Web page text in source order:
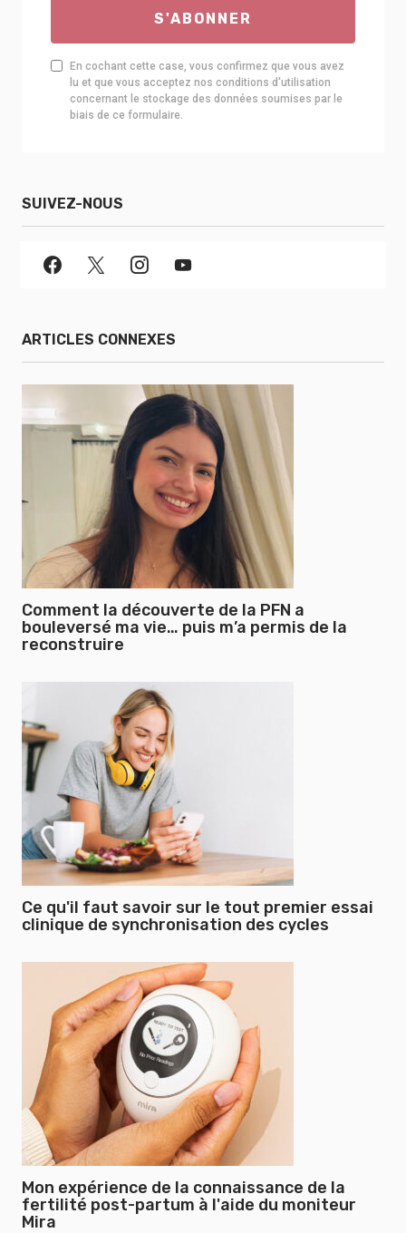
S'ABONNER
En cochant cette case, vous confirmez que vous avez
lu et que vous acceptez nos conditions d'utilisation
concernant le stockage des données soumises par le
biais de ce formulaire.
SUIVEZ-NOUS
ARTICLES CONNEXES
Comment la découverte de la PFN a
bouleversé ma vie… puis m’a permis de la
reconstruire
Ce qu'il faut savoir sur le tout premier essai
clinique de synchronisation des cycles
Mon expérience de la connaissance de la
fertilité post-partum à l'aide du moniteur
Mira